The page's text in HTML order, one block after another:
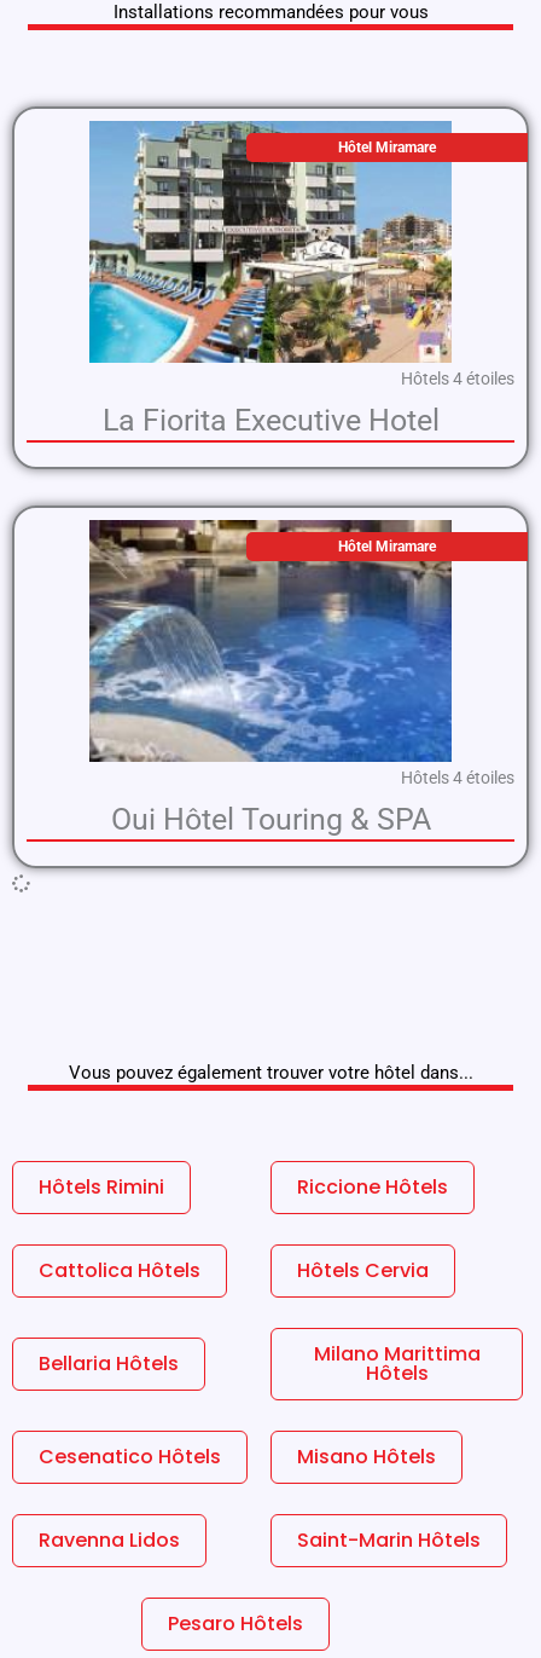
Installations recommandées pour vous
Hôtel Miramare
Hôtels 4 étoiles
La Fiorita Executive Hotel
Hôtel Miramare
Hôtels 4 étoiles
Oui Hôtel Touring & SPA
Vous pouvez également trouver votre hôtel dans...
Hôtels Rimini Riccione Hôtels
Cattolica Hôtels Hôtels Cervia
Bellaria Hôtels Milano Marittima
Hôtels
Cesenatico Hôtels Misano Hôtels
Ravenna Lidos Saint-Marin Hôtels
Pesaro Hôtels